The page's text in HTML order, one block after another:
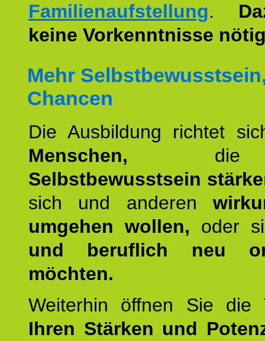
Familienaufstellung.
keine Vorkenntnisse
Mehr
Chancen
Die Ausbildung richtet
Menschen, die
Selbstbewusstsein
sich und anderen
umgehen wollen, oder
und beruflich neu
möchten.
Weiterhin öffnen Sie
Ihren Stärken und